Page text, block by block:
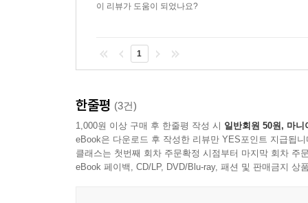
이 리뷰가 도움이 되었나요?
1
한줄평 (3건)
1,000원 이상 구매 후 한줄평 작성 시 일반회원 50원, 마니
eBook은 다운로드 후 작성한 리뷰만 YES포인트 지급됩니
클래스는 첫번째 회차 주문확정 시점부터 마지막 회차 주
eBook 페이백, CD/LP, DVD/Blu-ray, 패션 및 판매금지 상